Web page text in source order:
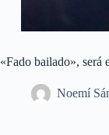
«Fado bailado», será
Noemí